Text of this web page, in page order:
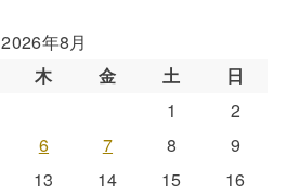
2026年8月
木 金 土
日
1
2
6 7 8
9
13 14 15
16